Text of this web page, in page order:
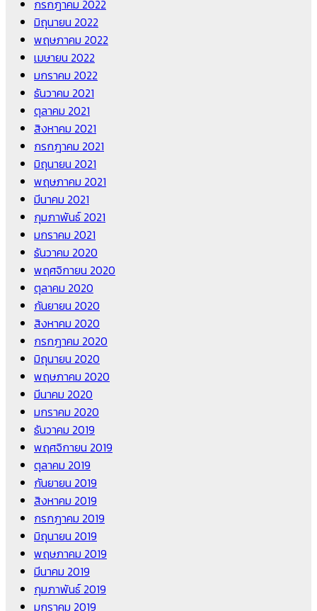
กรกฎาคม 2022
มิถุนายน 2022
พฤษภาคม 2022
เมษายน 2022
มกราคม 2022
ธันวาคม 2021
ตุลาคม 2021
สิงหาคม 2021
กรกฎาคม 2021
มิถุนายน 2021
พฤษภาคม 2021
มีนาคม 2021
กุมภาพันธ์ 2021
มกราคม 2021
ธันวาคม 2020
พฤศจิกายน 2020
ตุลาคม 2020
กันยายน 2020
สิงหาคม 2020
กรกฎาคม 2020
มิถุนายน 2020
พฤษภาคม 2020
มีนาคม 2020
มกราคม 2020
ธันวาคม 2019
พฤศจิกายน 2019
ตุลาคม 2019
กันยายน 2019
สิงหาคม 2019
กรกฎาคม 2019
มิถุนายน 2019
พฤษภาคม 2019
มีนาคม 2019
กุมภาพันธ์ 2019
มกราคม 2019